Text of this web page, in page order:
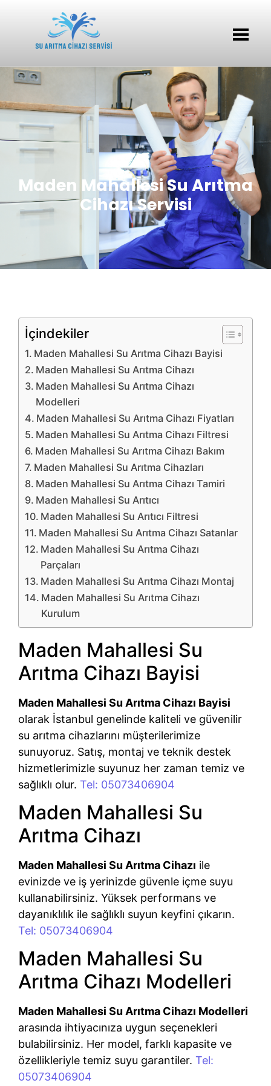
Maden Mahallesi Su Arıtma
Cihazı Servisi
İçindekiler
Maden Mahallesi Su Arıtma Cihazı Bayisi
Maden Mahallesi Su Arıtma Cihazı
Maden Mahallesi Su Arıtma Cihazı
Modelleri
Maden Mahallesi Su Arıtma Cihazı Fiyatları
Maden Mahallesi Su Arıtma Cihazı Filtresi
Maden Mahallesi Su Arıtma Cihazı Bakım
Maden Mahallesi Su Arıtma Cihazları
Maden Mahallesi Su Arıtma Cihazı Tamiri
Maden Mahallesi Su Arıtıcı
Maden Mahallesi Su Arıtıcı Filtresi
Maden Mahallesi Su Arıtma Cihazı Satanlar
Maden Mahallesi Su Arıtma Cihazı
Parçaları
Maden Mahallesi Su Arıtma Cihazı Montaj
Maden Mahallesi Su Arıtma Cihazı
Kurulum
Maden Mahallesi Su
Arıtma Cihazı Bayisi
Maden Mahallesi Su Arıtma Cihazı Bayisi
olarak İstanbul genelinde kaliteli ve güvenilir
su arıtma cihazlarını müşterilerimize
sunuyoruz. Satış, montaj ve teknik destek
hizmetlerimizle suyunuz her zaman temiz ve
sağlıklı olur. Tel: 05073406904
Maden Mahallesi Su
Arıtma Cihazı
Maden Mahallesi Su Arıtma Cihazı ile
evinizde ve iş yerinizde güvenle içme suyu
kullanabilirsiniz. Yüksek performans ve
dayanıklılık ile sağlıklı suyun keyfini çıkarın.
Tel: 05073406904
Maden Mahallesi Su
Arıtma Cihazı Modelleri
Maden Mahallesi Su Arıtma Cihazı Modelleri
arasında ihtiyacınıza uygun seçenekleri
bulabilirsiniz. Her model, farklı kapasite ve
özellikleriyle temiz suyu garantiler. Tel:
05073406904